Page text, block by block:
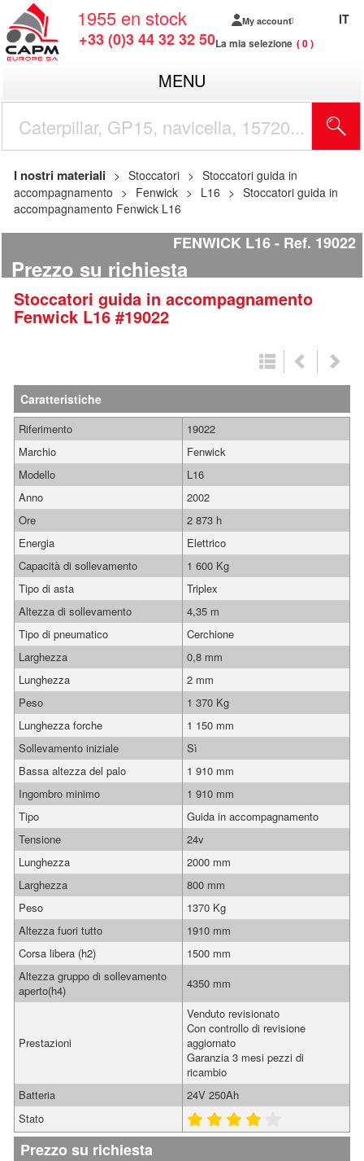
1955 en stock
+33 (0)3 44 32 32 50
My account
La mia selezione 0
IT
MENU
I nostri materiali Stoccatori
Stoccatori guida in
accompagnamento
Fenwick L16
Stoccatori guida in
accompagnamento Fenwick L16
FENWICK L16 Ref. 19022
Prezzo su richiesta
Stoccatori guida in accompagnamento
Fenwick L16 #19022
Caratteristiche
Riferimento
19022
Marchio
Fenwick
Modello
L16
Anno
2002
Ore
2 873 h
Energia
Elettrico
Capacità di sollevamento
1 600 Kg
Tipo di asta
Triplex
Altezza di sollevamento
4,35 m
Tipo di pneumatico
Cerchione
Larghezza
0,8 mm
Lunghezza
2 mm
Peso
1 370 Kg
Lunghezza forche
1 150 mm
Sollevamento iniziale
Sì
Bassa altezza del palo
1 910 mm
Ingombro minimo
1 910 mm
Tipo
Guida in accompagnamento
Tensione
24v
Lunghezza
2000 mm
Larghezza
800 mm
Peso
1370 Kg
Altezza fuori tutto
1910 mm
Corsa libera (h2)
1500 mm
Altezza gruppo di sollevamento
aperto(h4)
4350 mm
Prestazioni
Venduto revisionato
Con controllo di revisione
aggiornato
Garanzia 3 mesi pezzi di
ricambio
Batteria
24V 250Ah
Stato
Prezzo su richiesta